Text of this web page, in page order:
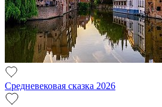
Средневековая сказка 2026